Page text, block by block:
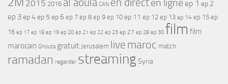
2015 2016 al aoula CAN en directen ligne ep 1 ep 2
ep 3ep 4ep 5 ep 6 ep 7 ep 8 ep 9 ep 10 ep 11 ep 12 ep 13 ep 14 ep 15 ep
16 ep 17 ep 18 ep 19 ep 20 ep 21 ep 22 ep 23 ep 27 ep 28 ep 30 film film
marocain Ghouta gratuit Jerusalem live maroc match
ramadan regarder streamingSyria